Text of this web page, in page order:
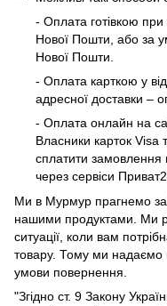
- Оплата готівкою при
Нової Пошти, або за
Нової Пошти.
- Оплата карткою у
адресної доставки –
- Оплата онлайн на
Власники карток Visa
сплатити
через сервіси
Ми в Мурмур прагнемо
нашими продуктами. Ми
ситуації, коли вам
товару. Тому ми надаємо
умови повернення.
"Згідно ст. 9 Закону